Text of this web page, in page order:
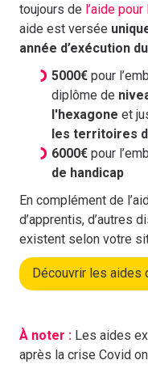
toujours de l’aide pour
aide est versée
année d’exécution
5000€ pour
diplôme de
l'hexagone et
les territoires
6000€ pour
de handicap
En complément de
d’apprentis, d’autres
existent selon votre
Découvrir les aides
À noter : Les aides
après la crise Covid